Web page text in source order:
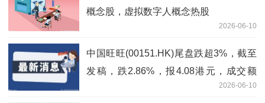
概念股，虚拟数字人概念热股
2026-06-10
中国旺旺(00151.HK)尾盘跌超3%，截至
发稿，跌2.86%，报4.08港元，成交额
2026-06-10